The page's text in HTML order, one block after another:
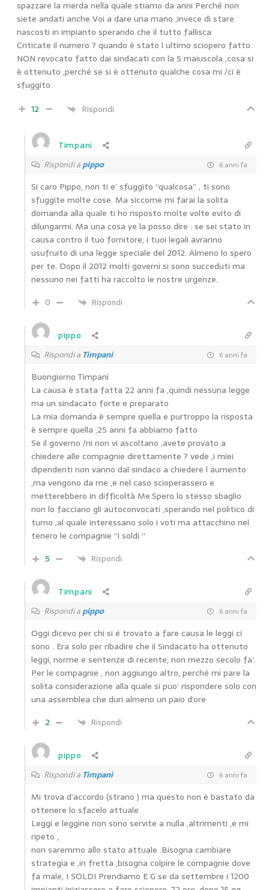
spazzare la merda nella quale stiamo da anni Perché non
siete andati anche Voi a dare una mano ,invece di stare
nascosti in impianto sperando che il tutto fallisca
Criticate il numero ? quando è stato l ultimo sciopero fatto
NON revocato fatto dai sindacati con la S maiuscola ,cosa si
è ottenuto ,perché se si è ottenuto qualche cosa mi /ci è
sfuggito
12
Rispondi
Timpani
Rispondi apippo 6 anni fa
Si caro Pippo, non ti e’ sfuggito “qualcosa” , ti sono
sfuggite molte cose. Ma siccome mi farai la solita
domanda alla quale ti ho risposto molte volte evito di
dilungarmi. Ma una cosa ye la posso dire : se sei stato in
causa contro il tuo fornitore, i tuoi legali avranno
usufruito di una legge speciale del 2012. Almeno lo spero
per te. Dopo il 2012 molti governi si sono succeduti ma
nessuno nei fatti ha raccolto le nostre urgenze.
0
Rispondi
pippo
Rispondi a Timpani 6 anni fa
Buongiorno Timpani
La causa è stata fatta 22 anni fa ,quindi nessuna legge
ma un sindacato forte e preparato
La mia domanda è sempre quella e purtroppo la risposta
è sempre quella ,25 anni fa abbiamo fatto
Se il governo /ni non vi ascoltano ,avete provato a
chiedere alle compagnie direttamente ? vede ,i miei
dipendenti non vanno dal sindaco a chiedere l aumento
,ma vengono da me ,e nel caso scioperassero e
metterebbero in difficoltà Me.Spero lo stesso sbaglio
non lo facciano gli autoconvocati ,sperando nel politico di
turno ,al quale interessano solo i voti ma attacchino nel
tenero le compagnie “i soldi “
5
Rispondi
Timpani
Rispondi apippo 6 anni fa
Oggi dicevo per chi si é trovato a fare causa le leggi ci
sono . Era solo per ribadire che il Sindacato ha ottenuto
leggi, norme e sentenze di recente, non mezzo secolo fa’.
Per le compagnie , non aggiungo altro, perché mi pare la
solita considerazione alla quale si puo’ rispondere solo con
una assemblea che duri almeno un paio d’ore
2
Rispondi
pippo
Rispondi a Timpani 6 anni fa
Mi trova d’accordo (strano ) ma questo non è bastato da
ottenere lo sfacelo attuale
Leggi e leggine non sono servite a nulla ,altrimenti ,e mi
ripeto ,
non saremmo allo stato attuale .Bisogna cambiare
strategia e ,in fretta ,bisogna colpire le compagnie dove
fa male, I SOLDI Prendiamo E G se da settembre i 1200